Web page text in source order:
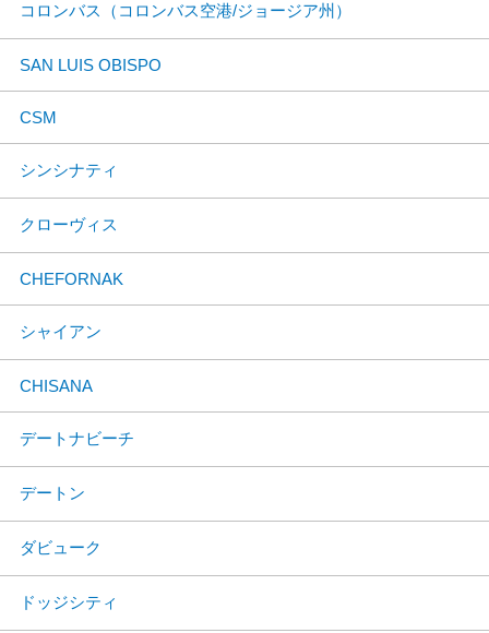
コロンバス（コロンバス空港/ジョージア州）
SAN LUIS OBISPO
CSM
シンシナティ
クローヴィス
CHEFORNAK
シャイアン
CHISANA
デートナビーチ
デートン
ダビューク
ドッジシティ